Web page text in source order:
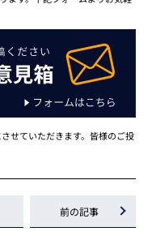
せていただきます。皆様のご投
前の記事